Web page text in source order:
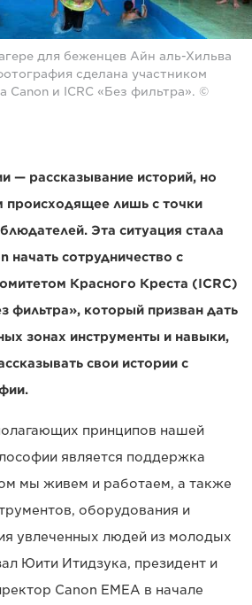
для беженцев Айн аль-Хильва
сделана участником
Canon и ICRC «Без фильтра». ©
— рассказывание историй, но
происходящее лишь с точки
Эта ситуация стала
начать сотрудничество с
Красного Креста (ICRC)
фильтра», который призван дать
зонах инструменты и навыки,
свои истории с
принципов нашей
является поддержка
мы живем и работаем, а также
оборудования и
увлеченных людей из молодых
Юити Итидзука, президент и
Canon EMEA в начале